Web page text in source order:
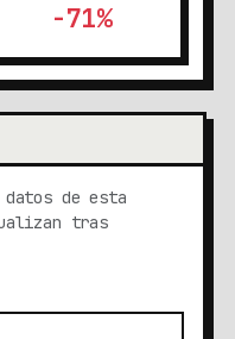
-71%
de esta
tras